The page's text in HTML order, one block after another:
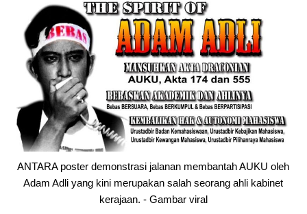
ANTARA poster demonstrasi jalanan membantah AUKU oleh
Adam Adli yang kini merupakan salah seorang ahli kabinet
kerajaan. - Gambar viral